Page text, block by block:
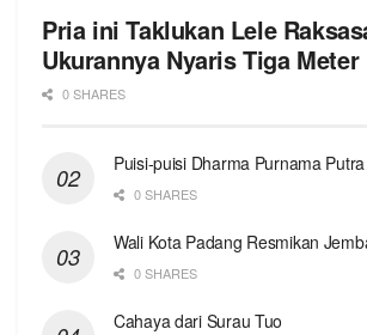
Pria ini Taklukan Lele
Ukurannya Nyaris Tiga Meter
0 SHARES
Puisi-puisi Dharma Purnama Putra
0 SHARES
Wali Kota Padang Resmikan
0 SHARES
Cahaya dari Surau Tuo